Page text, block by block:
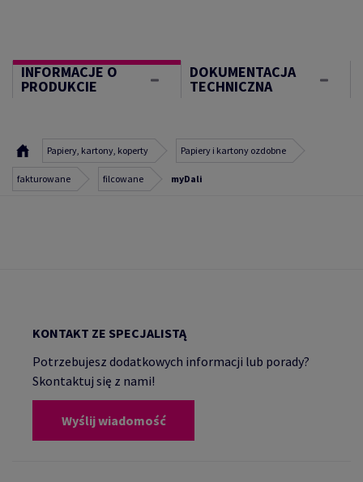
INFORMACJE O
PRODUKCIE
DOKUMENTACJA
TECHNICZNA
Papiery, kartony, koperty Papiery i kartony ozdobne
fakturowane filcowane myDali
KONTAKT ZE SPECJALISTĄ
Potrzebujesz dodatkowych informacji lub porady?
Skontaktuj się z nami!
Wyślij wiadomość